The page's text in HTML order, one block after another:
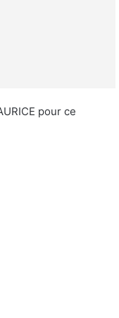
pour ce